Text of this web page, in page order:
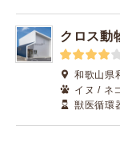
クロス動
和歌山県
イヌ / ネ
獣医循環